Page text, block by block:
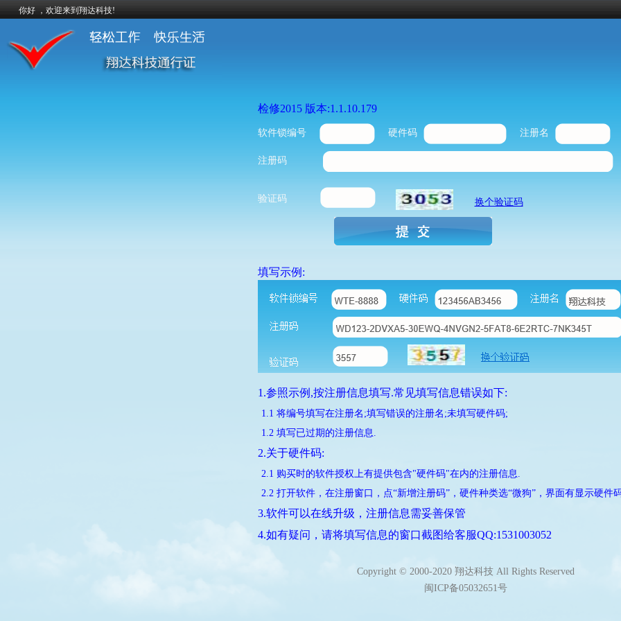
你好 ，欢迎来到翔达科技!
检修2015 版本:1.1.10.179
软件锁编号 硬件码 注册名
注册码
验证码 换个验证码
填写示例:
1.参照示例,按注册信息填写.常见填写信息错误如下:
1.1 将编号填写在注册名;填写错误的注册名;未填写硬件码;
1.2 填写已过期的注册信息.
2.关于硬件码:
2.1 购买时的软件授权上有提供包含"硬件码"在内的注册信息.
2.2 打开软件，在注册窗口，点“新增注册码”，硬件种类选“微狗”，界面有显示硬件
3.软件可以在线升级，注册信息需妥善保管
4.如有疑问，请将填写信息的窗口截图给客服QQ:1531003052
Copyright © 2000-2020 翔达科技 All Rights Reserved
闽ICP备05032651号